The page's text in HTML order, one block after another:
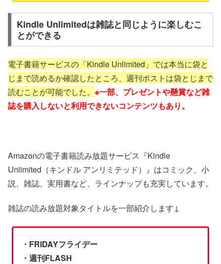
Kindle Unlimitedは雑誌と同じように楽しむこ
とができる
電子書籍サービスの「Kindle Unlimited」では本当に袋と
じまで読めるか確認したところ、週刊ポストは袋とじまで
読むことが可能でした。 ※一部、プレゼントや懸賞など雑
誌を購入しないと利用できないコンテンツもあり。
Amazonの電子書籍読み放題サービス『Kindle
Unlimited（キンドル アンリミテッド）』はコミック、小
説、雑誌、実用書など、ラインナップも充実しています。
雑誌の読み放題対象タイトルを一部紹介します↓
・FRIDAYフライデー
・週刊FLASH